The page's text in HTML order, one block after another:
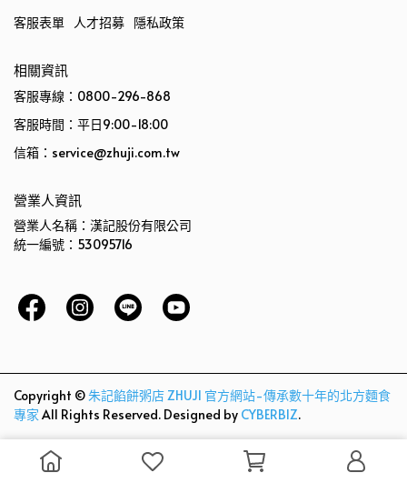
客服表單 人才招募 隱私政策
相關資訊
客服專線：0800-296-868
客服時間：平日9:00-18:00
信箱：service@zhuji.com.tw
營業人資訊
營業人名稱：漢記股份有限公司
統一編號：53095716
Copyright ©朱記餡餅粥店 ZHUJI 官方網站-傳承數十年的北方麵食
專家 All Rights Reserved. Designed by CYBERBIZ.